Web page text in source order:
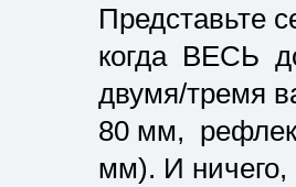
Представьте
когда ВЕСЬ
двумя/тремя
80 мм,
мм). И